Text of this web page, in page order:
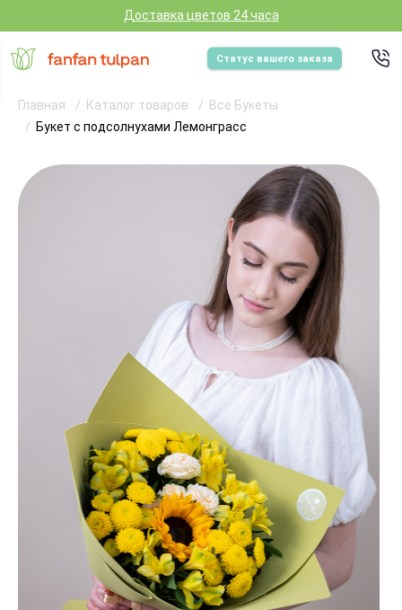
Доставка цветов 24 часа
Статус вашего заказа
Главная Каталог товаров
Все Букеты
Букет с подсолнухами Лемонграсс